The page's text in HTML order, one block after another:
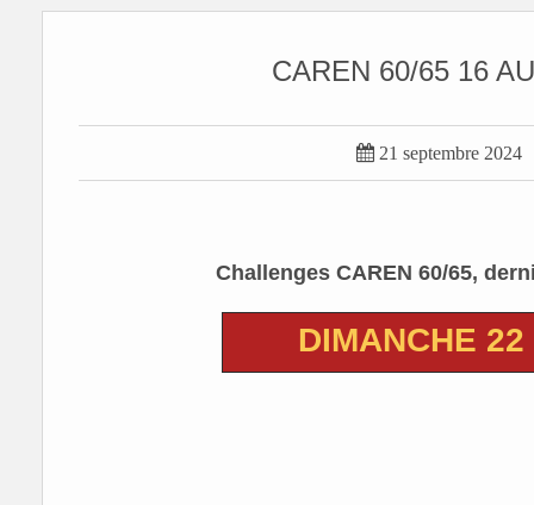
CAREN 60/65 16
 21 septembre 2024
Challenges CAREN 60/65,
DIMANCHE